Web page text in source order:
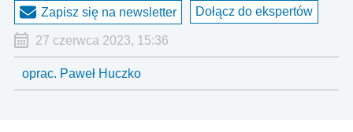
Zapisz się na newsletter Dołącz do ekspertów
27 czerwca 2023, 15:36
oprac. Paweł Huczko